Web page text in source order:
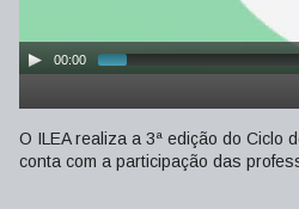
00:00
O ILEA realiza a 3ª edição do Ciclo
conta com a participação das